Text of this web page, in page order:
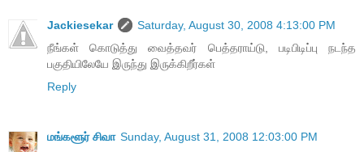
Jackiesekar
Saturday, August 30, 2008 4:13:00 PM
நீங்கள் கொடுத்து வைத்தவர் பெத்தராய்டு, படிபிடிப்பு நடந்த
பகுதியிலேயே இருந்து இருக்கிறீர்கள்
Reply
மங்களூர் சிவா Sunday, August 31, 2008 12:03:00 PM